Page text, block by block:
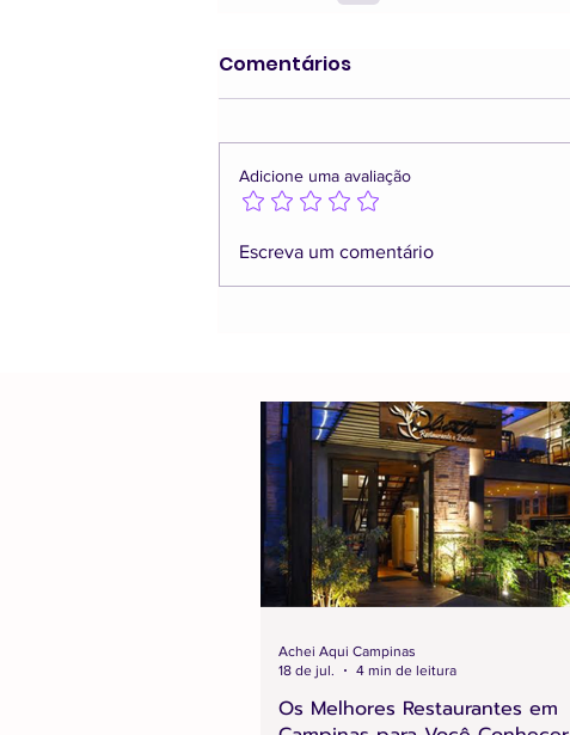
Comentários
Adicione uma avaliação
Escreva um comentário
Os Melhores Restaurantes em
Achei Aqui Campinas
18 de jul.
4 min de leitura